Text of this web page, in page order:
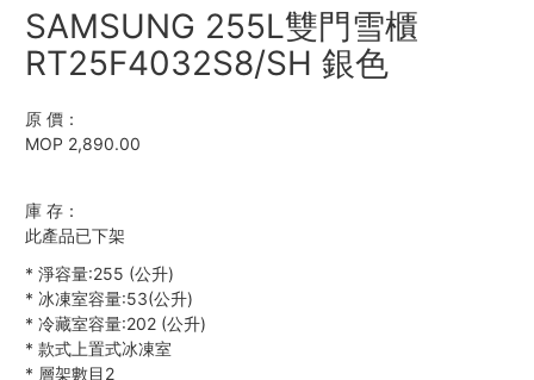
SAMSUNG 255L雙門雪櫃
RT25F4032S8/SH 銀色
原 價：
MOP 2,890.00
庫 存：
此產品已下架
* 淨容量:255 (公升)
* 冰凍室容量:53(公升)
* 冷藏室容量:202 (公升)
* 款式上置式冰凍室
* 層架數目2